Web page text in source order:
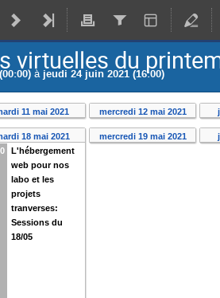
virtuelles du
à jeudi 24 juin 2021 (16:00)
11 mai 2021 mercredi 12 mai 2021
18 mai 2021
L'hébergement
web pour nos
labo et les
projets
tranverses:
Sessions du
18/05
mercredi 19 mai 2021